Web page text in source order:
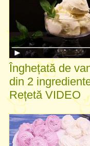
Înghețată de
din 2
Rețetă VIDEO